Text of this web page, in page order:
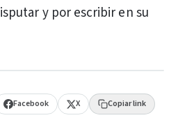
y por escribir en su
Facebook X Copiar link